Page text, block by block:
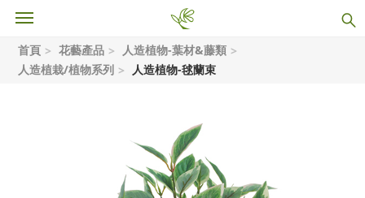
首頁 花藝產品
人造植物-葉材&藤類
人造植栽/植物系列
人造植物-毬蘭束